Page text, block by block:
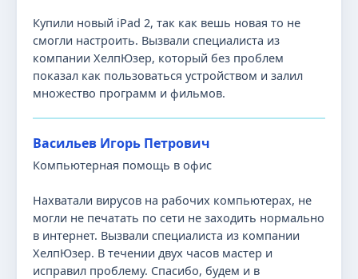
Купили новый iPad 2, так как вешь новая то не
смогли настроить. Вызвали специалиста из
компании ХелпЮзер, который без проблем
показал как пользоваться устройством и залил
множество программ и фильмов.
Васильев Игорь Петрович
Компьютерная помощь в офис
Нахватали вирусов на рабочих компьютерах, не
могли не печатать по сети не заходить нормально
в интернет. Вызвали специалиста из компании
ХелпЮзер. В течении двух часов мастер и
исправил проблему. Спасибо, будем и в